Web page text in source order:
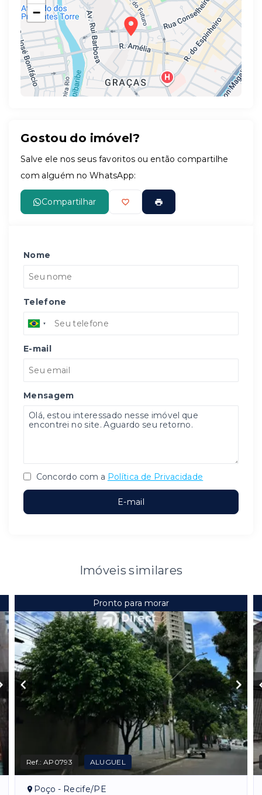
−
Gostou do imóvel?
Salve ele nos seus favoritos ou então compartilhe
com alguém no WhatsApp:
Compartilhar
Nome
Telefone
E-mail
Mensagem
Concordo com a Política de Privacidade
E-mail
Imóveis similares
Pronto para morar
Ref.:AP0793 ALUGUEL
Poço - Recife/PE